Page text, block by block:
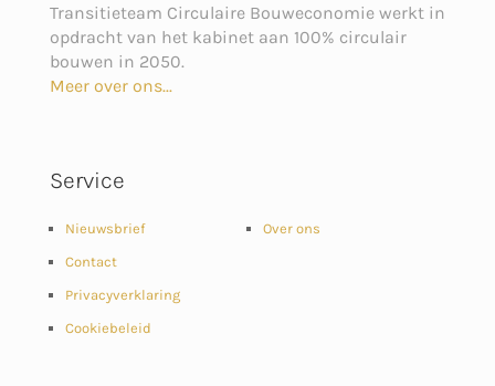
Transitieteam Circulaire Bouweconomie werkt in
opdracht van het kabinet aan 100% circulair
bouwen in 2050.
Meer over ons...
Service
Nieuwsbrief
Contact
Privacyverklaring
Cookiebeleid
Over ons